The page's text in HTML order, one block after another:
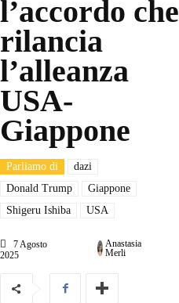
l’accordo che
rilancia
l’alleanza
USA-
Giappone
Parliamo di
dazi
Donald Trump
Giappone
Shigeru Ishiba
USA
7 Agosto
2025
Anastasia
Merli